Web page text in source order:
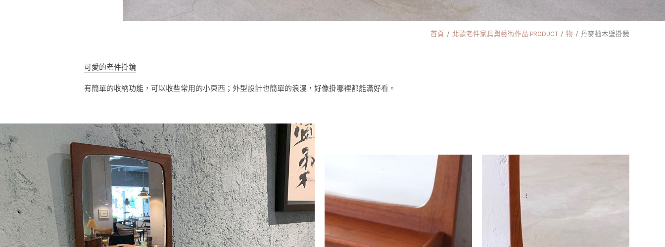
首頁 北歐老件家具與藝術作品 PRODUCT 物 丹麥柚木壁掛鏡
可愛的老件掛鏡
有簡單的收納功能，可以收些常用的小東西；外型設計也簡單的浪漫，好像掛哪裡都能滿好看。